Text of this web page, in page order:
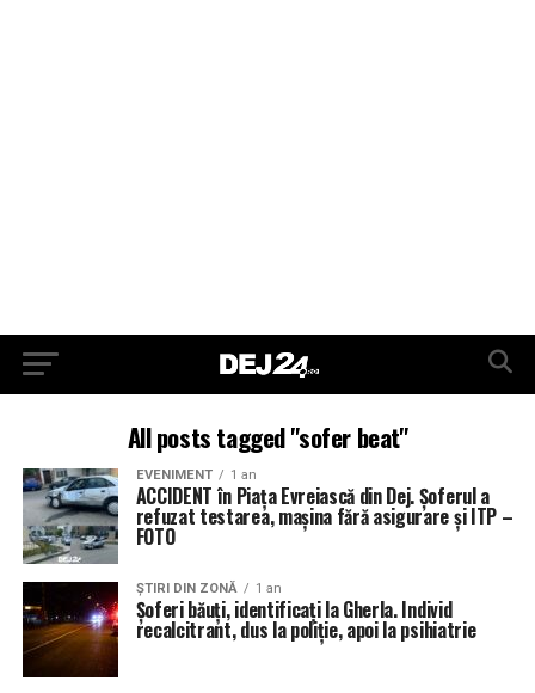
All posts tagged "sofer beat"
EVENIMENT 1 an
ACCIDENT în Piața Evreiască din Dej. Șoferul a
refuzat testarea, mașina fără asigurare și ITP –
FOTO
ŞTIRI DIN ZONĂ 1 an
Șoferi băuți, identificați la Gherla. Individ
recalcitrant, dus la poliție, apoi la psihiatrie